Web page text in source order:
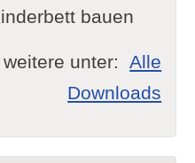
bauen
weitere unter:Alle
Downloads